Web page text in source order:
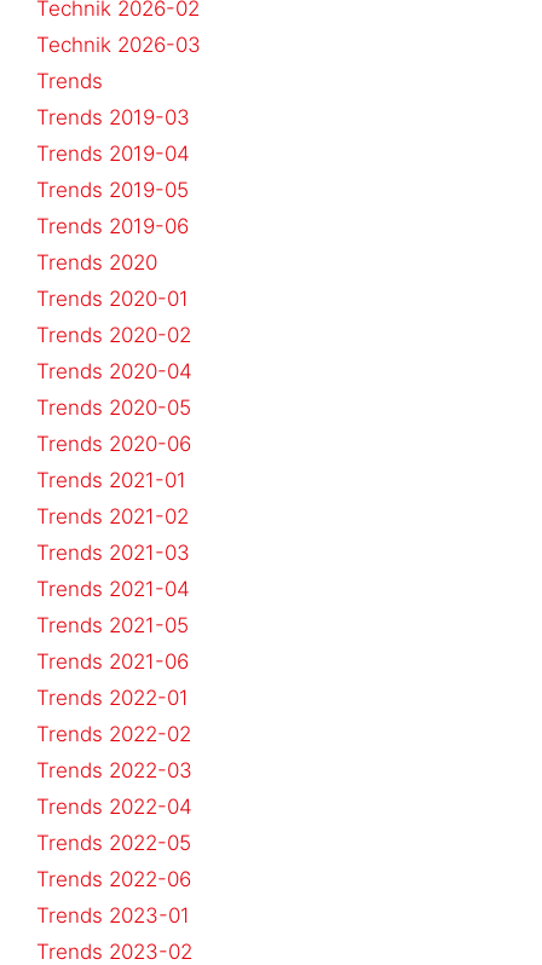
Technik 2026-02
Technik 2026-03
Trends
Trends 2019-03
Trends 2019-04
Trends 2019-05
Trends 2019-06
Trends 2020
Trends 2020-01
Trends 2020-02
Trends 2020-04
Trends 2020-05
Trends 2020-06
Trends 2021-01
Trends 2021-02
Trends 2021-03
Trends 2021-04
Trends 2021-05
Trends 2021-06
Trends 2022-01
Trends 2022-02
Trends 2022-03
Trends 2022-04
Trends 2022-05
Trends 2022-06
Trends 2023-01
Trends 2023-02